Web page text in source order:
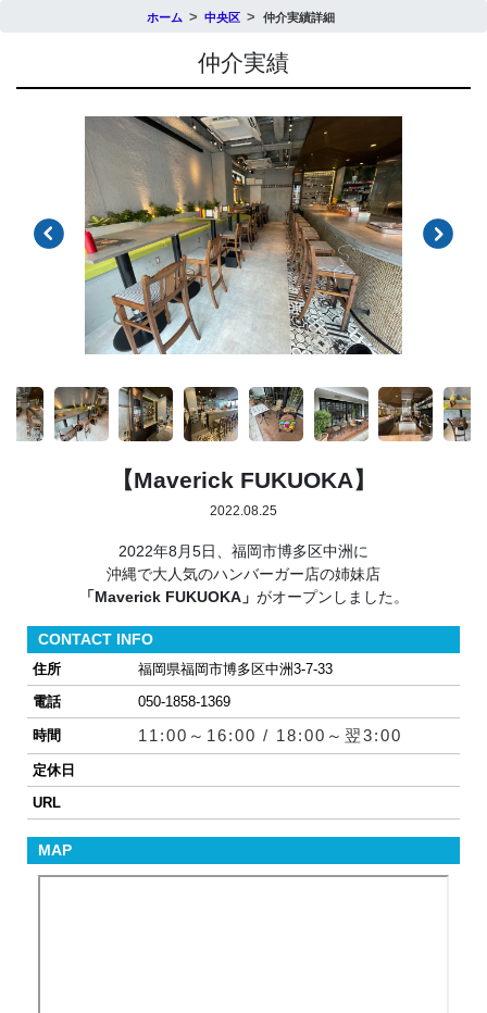
ホーム 中央区 仲介実績詳細
仲介実績
【Maverick FUKUOKA】
2022.08.25
2022年8月5日、福岡市博多区中洲に
沖縄で大人気のハンバーガー店の姉妹店
「Maverick FUKUOKA」 がオープンしました。
CONTACT INFO
住所
福岡県福岡市博多区中洲3-7-33
電話
050-1858-1369
時間 11:00～16:00 / 18:00～翌3:00
定休日
URL
MAP